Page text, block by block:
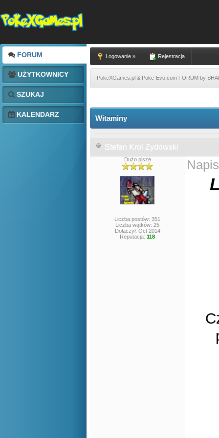
FORUM
UŻYTKOWNICY
SZUKAJ
KALENDARZ
Logowanie » Rejestracja
PokeXGames.pl & Poke-Evo.com FORUM by
Witaminy
Stefan Krol Zydowski
Dużo pisze
Liczba postów: 351
Liczba wątków: 25
Dołączył: Oct 2014
Reputacja: 118